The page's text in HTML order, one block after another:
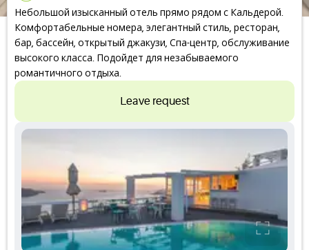
Небольшой изысканный отель прямо рядом с Кальдерой.
Комфортабельные номера, элегантный стиль, ресторан,
бар, бассейн, открытый джакузи, Спа-центр, обслуживание
высокого класса. Подойдет для незабываемого
романтичного отдыха.
Leave request